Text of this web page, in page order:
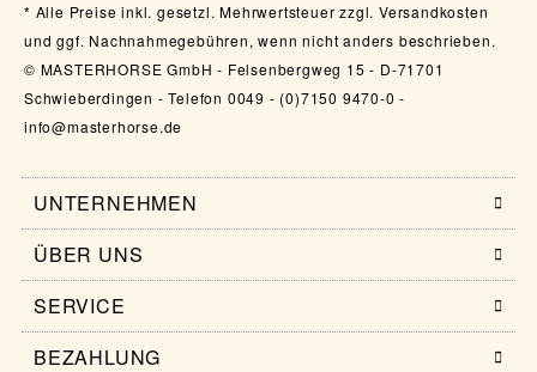
Alle Preise inkl. gesetzl. Mehrwertsteuer zzgl. Versandkosten
und ggf. Nachnahmegebühren, wenn nicht anders beschrieben.
© MASTERHORSE GmbH - Felsenbergweg 15 - D-71701
Schwieberdingen - Telefon 0049 - (0)7150 9470-0 -
info@masterhorse.de
UNTERNEHMEN
ÜBER UNS
SERVICE
BEZAHLUNG